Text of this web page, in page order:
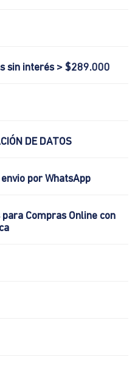
sin interés > $289.000
DE DATOS
por WhatsApp
Compras Online con